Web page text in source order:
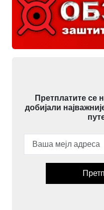
Претплатите се
добијали